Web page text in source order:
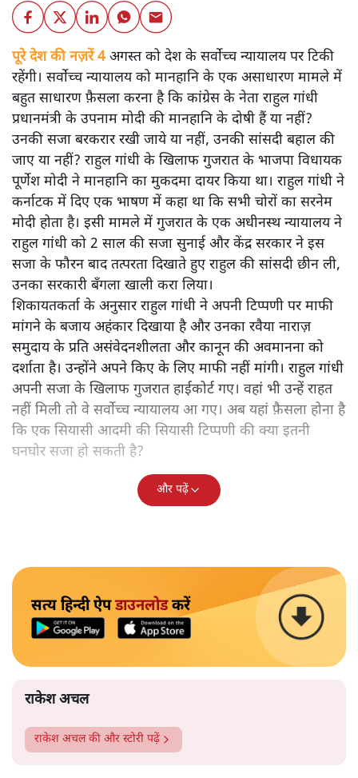
पूरे देश की नज़रें 4 अगस्त को देश के सर्वोच्च न्यायालय पर टिकी
रहेंगी। सर्वोच्च न्यायालय को मानहानि के एक असाधारण मामले में
बहुत साधारण फ़ैसला करना है कि कांग्रेस के नेता राहुल गांधी
प्रधानमंत्री के उपनाम मोदी की मानहानि के दोषी हैं या नहीं?
उनकी सजा बरकरार रखी जाये या नहीं, उनकी सांसदी बहाल की
जाए या नहीं? राहुल गांधी के खिलाफ गुजरात के भाजपा विधायक
पूर्णेश मोदी ने मानहानि का मुकदमा दायर किया था। राहुल गांधी ने
कर्नाटक में दिए एक भाषण में कहा था कि सभी चोरों का सरनेम
मोदी होता है। इसी मामले में गुजरात के एक अधीनस्थ न्यायालय ने
राहुल गांधी को 2 साल की सजा सुनाई और केंद्र सरकार ने इस
सजा के फौरन बाद तत्परता दिखाते हुए राहुल की सांसदी छीन ली,
उनका सरकारी बँगला खाली करा लिया।
शिकायतकर्ता के अनुसार राहुल गांधी ने अपनी टिप्पणी पर माफी
मांगने के बजाय अहंकार दिखाया है और उनका रवैया नाराज़
समुदाय के प्रति असंवेदनशीलता और कानून की अवमानना को
दर्शाता है। उन्होंने अपने किए के लिए माफी नहीं मांगी। राहुल गांधी
अपनी सजा के खिलाफ गुजरात हाईकोर्ट गए। वहां भी उन्हें राहत
नहीं मिली तो वे सर्वोच्च न्यायालय आ गए। अब यहां फ़ैसला होना है
कि एक सियासी आदमी की सियासी टिप्पणी की क्या इतनी
घनघोर सजा हो सकती है?
और पढ़ें
सत्य हिन्दी ऐपडाउनलोडकरें
राकेश अचल
राकेश अचलकी और स्टोरी पढ़ें